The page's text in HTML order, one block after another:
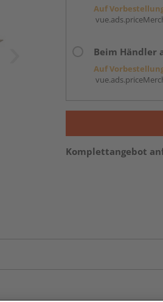
Auf
Beim Händler
Auf
Komplettangebot